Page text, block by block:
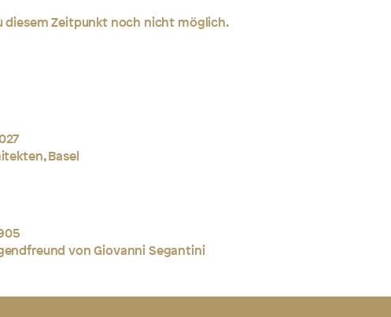
diesem Zeitpunkt noch nicht möglich.
Basel
von Giovanni Segantini